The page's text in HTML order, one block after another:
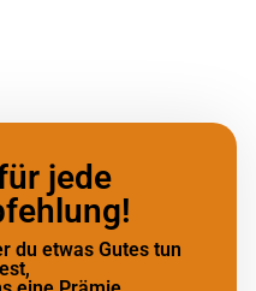
jede
du etwas Gutes tun